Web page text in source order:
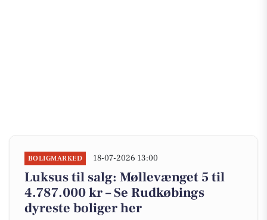
BOLIGMARKED 18-07-2026 13:00
Luksus til salg: Møllevænget 5 til
4.787.000 kr – Se Rudkøbings
dyreste boliger her